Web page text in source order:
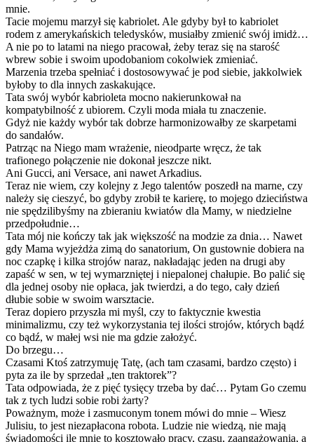
mnie.
Tacie mojemu marzył się kabriolet. Ale gdyby był to kabriolet
rodem z amerykańskich teledysków, musiałby zmienić swój imidż…
A nie po to latami na niego pracował, żeby teraz się na starość
wbrew sobie i swoim upodobaniom cokolwiek zmieniać.
Marzenia trzeba spełniać i dostosowywać je pod siebie, jakkolwiek
byłoby to dla innych zaskakujące.
Tata swój wybór kabrioleta mocno nakierunkował na
kompatybilność z ubiorem. Czyli moda miała tu znaczenie.
Gdyż nie każdy wybór tak dobrze harmonizowałby ze skarpetami
do sandałów.
Patrząc na Niego mam wrażenie, nieodparte wręcz, że tak
trafionego połączenie nie dokonał jeszcze nikt.
Ani Gucci, ani Versace, ani nawet Arkadius.
Teraz nie wiem, czy kolejny z Jego talentów poszedł na marne, czy
należy się cieszyć, bo gdyby zrobił te karierę, to mojego dzieciństwa
nie spędzilibyśmy na zbieraniu kwiatów dla Mamy, w niedzielne
przedpołudnie…
Tata mój nie kończy tak jak większość na modzie za dnia… Nawet
gdy Mama wyjeżdża zimą do sanatorium, On gustownie dobiera na
noc czapkę i kilka strojów naraz, nakładając jeden na drugi aby
zapaść w sen, w tej wymarzniętej i niepalonej chałupie. Bo palić się
dla jednej osoby nie opłaca, jak twierdzi, a do tego, cały dzień
dłubie sobie w swoim warsztacie.
Teraz dopiero przyszła mi myśl, czy to faktycznie kwestia
minimalizmu, czy też wykorzystania tej ilości strojów, których bądź
co bądź, w małej wsi nie ma gdzie założyć.
Do brzegu…
Czasami Ktoś zatrzymuję Tatę, (ach tam czasami, bardzo często) i
pyta za ile by sprzedał „ten traktorek”?
Tata odpowiada, że z pięć tysięcy trzeba by dać… Pytam Go czemu
tak z tych ludzi sobie robi żarty?
Poważnym, może i zasmuconym tonem mówi do mnie – Wiesz
Julisiu, to jest niezapłacona robota. Ludzie nie wiedzą, nie mają
świadomości ile mnie to kosztowało pracy, czasu, zaangażowania, a